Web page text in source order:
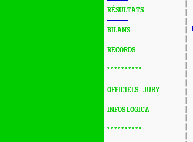
RÉSULTATS
BILANS
RECORDS
* * * * * * * * * *
OFFICIELS - JURY
INFOS LOGICA
* * * * * * * * * *